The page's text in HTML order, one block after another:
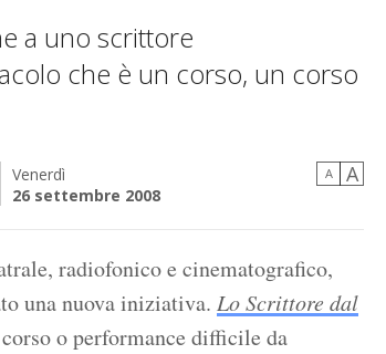
a uno scrittore
che è un corso, un corso
Venerdì
26 settembre 2008
A A
radiofonico e cinematografico,
una nuova iniziativa. Lo Scrittore dal
o performance difficile da